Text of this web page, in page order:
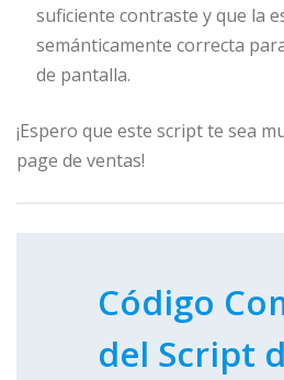
suficiente contraste y que la
semánticamente correcta
de pantalla.
¡Espero que este script te sea
page de ventas!
Código
del Script